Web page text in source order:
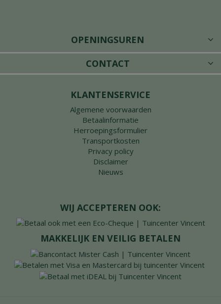
OPENINGSUREN
CONTACT
KLANTENSERVICE
Algemene voorwaarden
Betaalinformatie
Herroepingsformulier
Transportkosten
Privacy policy
Disclaimer
Nieuws
WIJ ACCEPTEREN OOK:
MAKKELIJK EN VEILIG BETALEN